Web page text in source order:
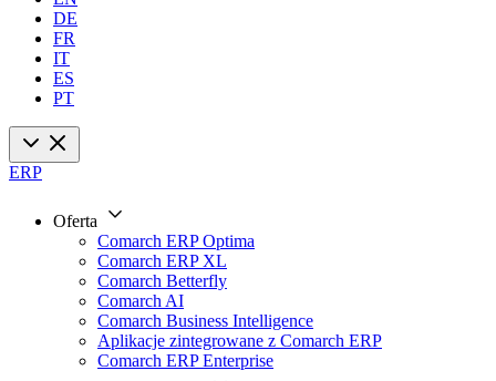
DE
FR
IT
ES
PT
ERP
Oferta
Comarch ERP Optima
Comarch ERP XL
Comarch Betterfly
Comarch AI
Comarch Business Intelligence
Aplikacje zintegrowane z Comarch ERP
Comarch ERP Enterprise